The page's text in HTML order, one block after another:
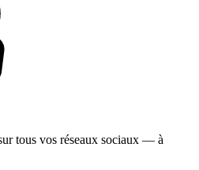
tous vos réseaux sociaux — à